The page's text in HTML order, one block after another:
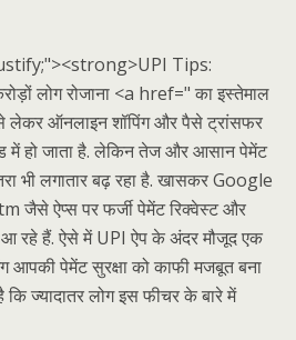
Tips:
लोग रोजाना <a href=" का इस्तेमाल
लेकर ऑनलाइन शॉपिंग और पैसे ट्रांसफर
हो जाता है. लेकिन तेज और आसान पेमेंट
भी लगातार बढ़ रहा है. खासकर Google
जैसे ऐप्स पर फर्जी पेमेंट रिक्वेस्ट और
रहे हैं. ऐसे में UPI ऐप के अंदर मौजूद एक
आपकी पेमेंट सुरक्षा को काफी मजबूत बना
कि ज्यादातर लोग इस फीचर के बारे में